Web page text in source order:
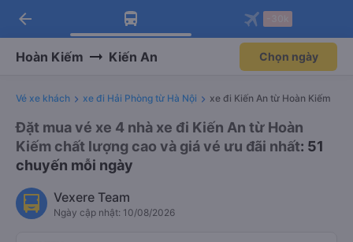
Tải app Vexere ngay!
Nhận ưu đãi thành viên độc
Mở app
Tải app Vexere
-30k/ghế khi đặt vé máy bay qua
Mở app
arrow_back
Hoàn Kiếm Kiến An Chọn ngày
Vé xe khách xe đi Hải Phòng từ Hà Nội xe đi Kiến An từ Hoàn Kiếm
Đặt mua vé xe 4 nhà xe đi Kiến An từ Hoàn
Kiếm chất lượng cao và giá vé ưu đãi nhất: 51
chuyến mỗi ngày
Vexere Team
Ngày cập nhật: 10/08/2026